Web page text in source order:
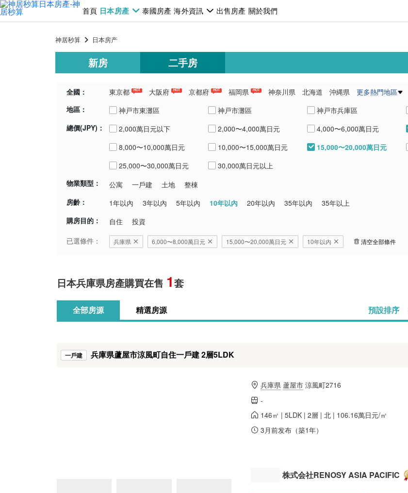
首頁 日本房產 泰國房產 海外資訊 出售房產 關於我們
神居秒算 日本房产
新房 二手房
全國： 東京都 HOT 大阪府 HOT 京都府 HOT 福岡県 HOT 神奈川県 北海道 沖縄県
更多熱門地區
千葉県
埼玉県 新潟県 愛知県
地區： 神戸市東灘區 神戸市灘區 神戸市兵庫區
神戸市中央區
尼崎市 西宮市
寶塚市
總價(JPY)：
2,000萬日元以下 2,000〜4,000萬日元 4,000〜6,000萬日元
8,000〜10,000萬日元
10,000〜15,000萬日元 15,000〜20,000萬日元
25,000〜30,000萬日元
30,000萬日元以上
物業類型：
公寓 一戶建 土地
整棟
房齡：
1年以內 3年以內 5年以內 10年以內 20年以內 35年以內
35年以上
購房目的：
自住
投資
已選條件：
兵庫県 6,000〜8,000萬日元 15,000〜20,000萬日元 10年以內 清空全部條件
日本兵庫県房產購買在售 1套
全部房源 精選房源 預設排序
一戶建 兵庫県蘆屋市涼風町自住一戶建 2層5LDK
兵庫県 蘆屋市 涼風町2716
-
146㎡ | 5LDK | 2層 | 北 | 106.16萬日元/㎡
3月前发布（築1年）
株式会社RENOSY ASIA PACIFIC